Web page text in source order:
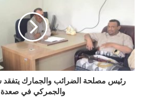
رئيس مصلحة الضرائب والجمارك يتفقد
والجمركي في صعدة